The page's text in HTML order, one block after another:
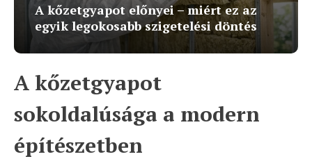
A kőzetgyapot előnyei – miért ez az
egyik legokosabb szigetelési döntés
A kőzetgyapot
sokoldalúsága a modern
építészetben